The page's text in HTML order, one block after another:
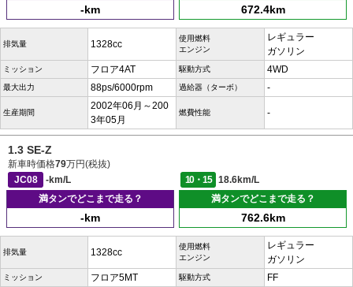
-km 672.4km
排気量 1328cc
使用燃料
エンジン
レギュラー
ガソリン
ミッション フロア4AT 駆動方式 4WD
最大出力 88ps/6000rpm 過給器（ターボ） -
生産期間
2002年06月～200
3年05月
燃費性能 -
1.3 SE-Z
新車時価格79万円(税抜)
JC08
-km/L 10・15
18.6km/L
満タンでどこまで走る？
-km
満タンでどこまで走る？
762.6km
排気量 1328cc
使用燃料
エンジン
レギュラー
ガソリン
ミッション フロア5MT 駆動方式 FF